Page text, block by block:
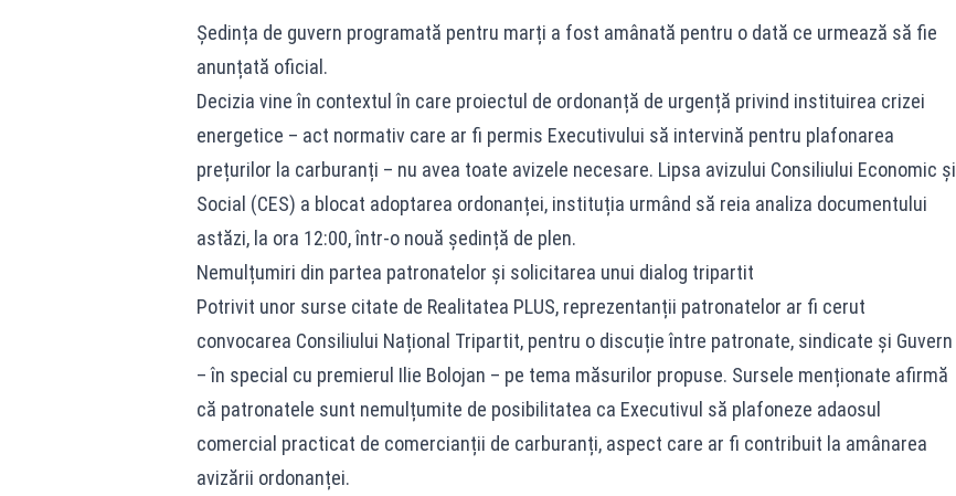
Ședința de guvern programată pentru marți a fost amânată pentru o dată ce urmează să fie
anunțată oficial.
Decizia vine în contextul în care proiectul de ordonanță de urgență privind instituirea crizei
energetice – act normativ care ar fi permis Executivului să intervină pentru plafonarea
prețurilor la carburanți – nu avea toate avizele necesare. Lipsa avizului Consiliului Economic și
Social (CES) a blocat adoptarea ordonanței, instituția urmând să reia analiza documentului
astăzi, la ora 12:00, într-o nouă ședință de plen.
Nemulțumiri din partea patronatelor și solicitarea unui dialog tripartit
Potrivit unor surse citate de Realitatea PLUS, reprezentanții patronatelor ar fi cerut
convocarea Consiliului Național Tripartit, pentru o discuție între patronate, sindicate și Guvern
– în special cu premierul Ilie Bolojan – pe tema măsurilor propuse. Sursele menționate afirmă
că patronatele sunt nemulțumite de posibilitatea ca Executivul să plafoneze adaosul
comercial practicat de comercianții de carburanți, aspect care ar fi contribuit la amânarea
avizării ordonanței.